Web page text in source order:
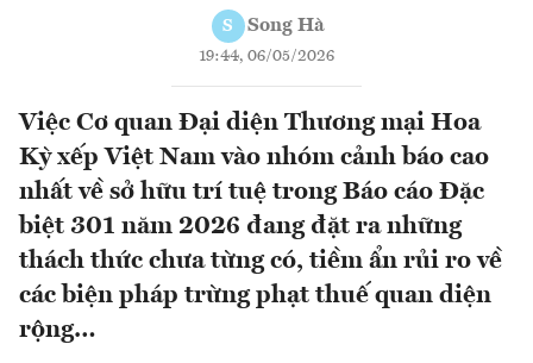
S Song Hà
19:44, 06/05/2026
Việc Cơ quan Đại diện Thương mại Hoa
Kỳ xếp Việt Nam vào nhóm cảnh báo cao
nhất về sở hữu trí tuệ trong Báo cáo Đặc
biệt 301 năm 2026 đang đặt ra những
thách thức chưa từng có, tiềm ẩn rủi ro về
các biện pháp trừng phạt thuế quan diện
rộng…